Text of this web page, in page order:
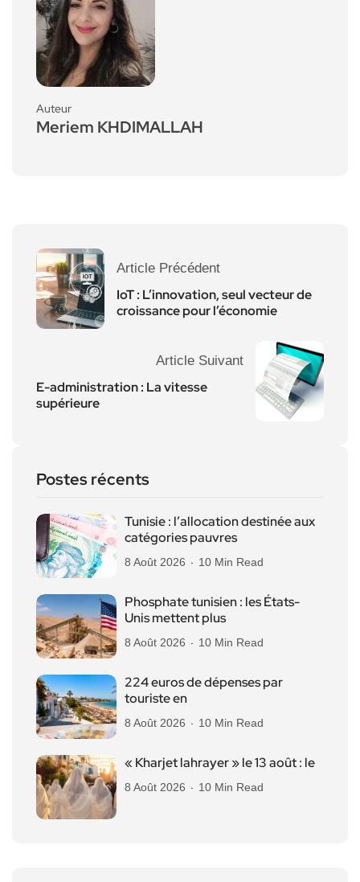
Auteur
Meriem KHDIMALLAH
Article Précédent
IoT : L’innovation, seul vecteur de
croissance pour l’économie
Article Suivant
E-administration : La vitesse
supérieure
Postes récents
Tunisie : l’allocation destinée aux
catégories pauvres
8 Août 2026 10 Min Read
Phosphate tunisien : les États-
Unis mettent plus
8 Août 2026 10 Min Read
224 euros de dépenses par
touriste en
8 Août 2026 10 Min Read
« Kharjet lahrayer » le 13 août : le
8 Août 2026 10 Min Read